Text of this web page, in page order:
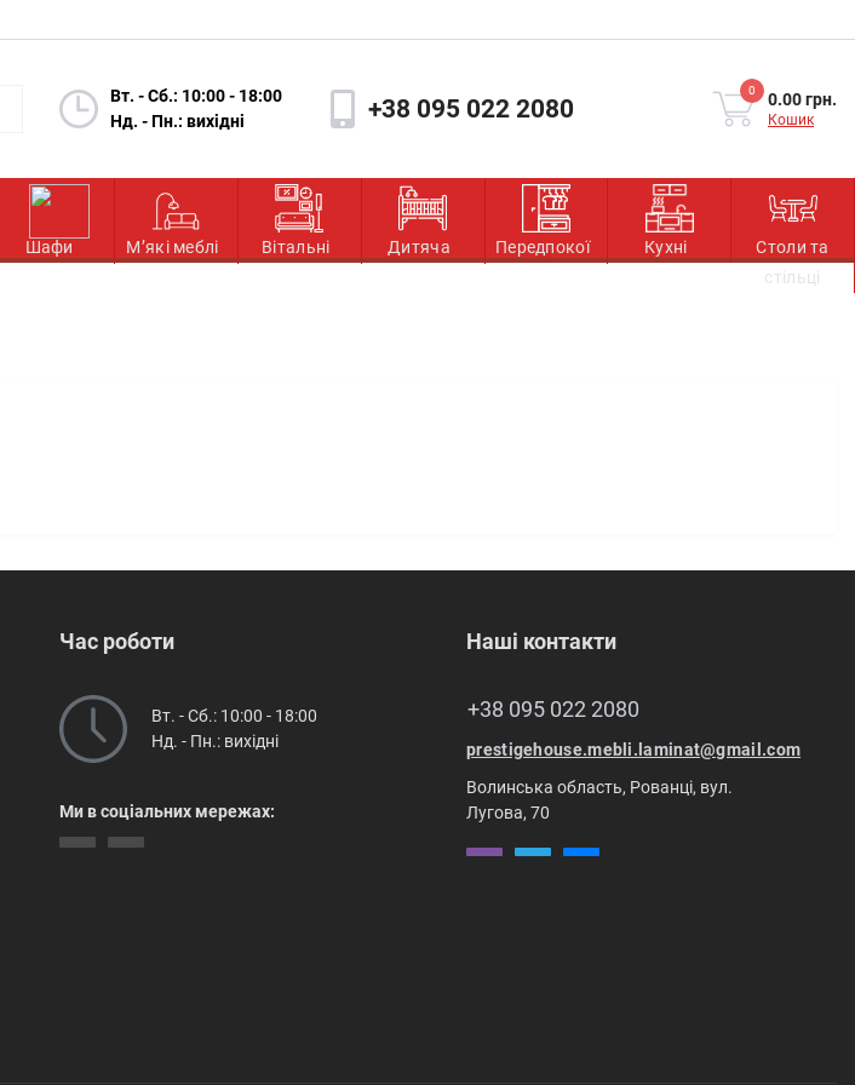
Вт. - Сб.: 10:00 - 18:00
Нд. - Пн.: вихідні
+38 095 022 2080
0 0.00 грн.
Кошик
Шафи М’які меблі Вітальні Дитяча Передпокої Кухні
Столи та
стільці
Час роботи
Вт. - Сб.: 10:00 - 18:00
Нд. - Пн.: вихідні
Ми в соціальних мережах:
Наші контакти
+38 095 022 2080
prestigehouse.mebli.laminat@gmail.com
Волинська область, Рованці, вул.
Лугова, 70